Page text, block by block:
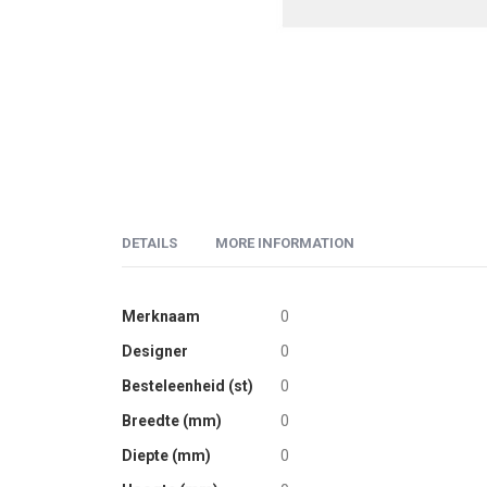
the
images
gallery
DETAILS
Vervaardigd van massief beukenhout. Frame
MORE INFORMATION
More
Merknaam
0
Designer
0
Besteleenheid (st)
0
Breedte (mm)
0
Diepte (mm)
0